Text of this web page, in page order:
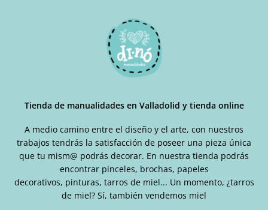
deTienda de manualidades en Valladolid y tienda online
A medio camino entre el diseño y el arte, con nuestros
trabajos tendrás la satisfacción de poseer una pieza única
que tu mism@ podrás decorar. En nuestra tienda podrás
encontrar pinceles, brochas, papeles
decorativos, pinturas, tarros de miel... Un momento, ¿tarros
de miel? Sí, también vendemos miel